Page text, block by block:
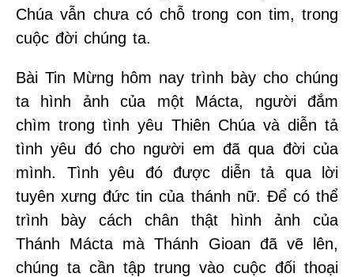
Chúa vẫn chưa có chỗ trong con tim, trong
cuộc đời chúng ta.
Bài Tin Mừng hôm nay trình bày cho chúng
ta hình ảnh của một Mácta, người đắm
chìm trong tình yêu Thiên Chúa và diễn tả
tình yêu đó cho người em đã qua đời của
mình. Tình yêu đó được diễn tả qua lời
tuyên xưng đức tin của thánh nữ. Để có thể
trình bày cách chân thật hình ảnh của
Thánh Mácta mà Thánh Gioan đã vẽ lên,
chúng ta cần tập trung vào cuộc đối thoại